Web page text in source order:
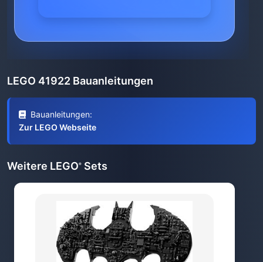
LEGO 41922 Bauanleitungen
Bauanleitungen:
Zur LEGO Webseite
Weitere LEGO® Sets